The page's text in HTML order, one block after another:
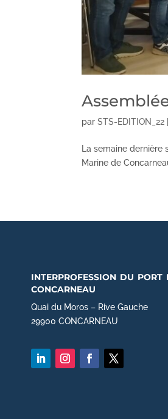
parSTS-EDITION_22
La semaine
Marine de
interprofession du port
concarneau
Quai du Moros – Rive Gauche
29900 CONCARNEAU